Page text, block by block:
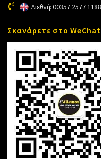
Διεθνή: 00357 2577 1188
Σκανάρετε στο WeChat